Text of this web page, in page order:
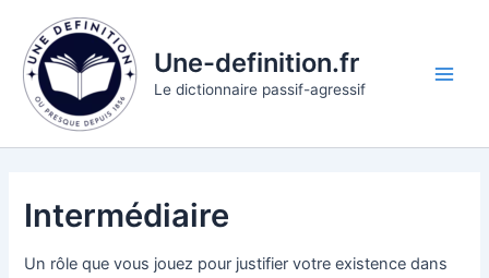
contenu
Une-definition.fr
Le dictionnaire passif-agressif
Intermédiaire
Un rôle que vous jouez pour justifier votre existence dans